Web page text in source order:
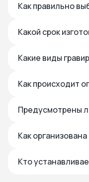
Как правильно
Какой срок
Какие виды
Как происходит
Предусмотрены
Как
Кто